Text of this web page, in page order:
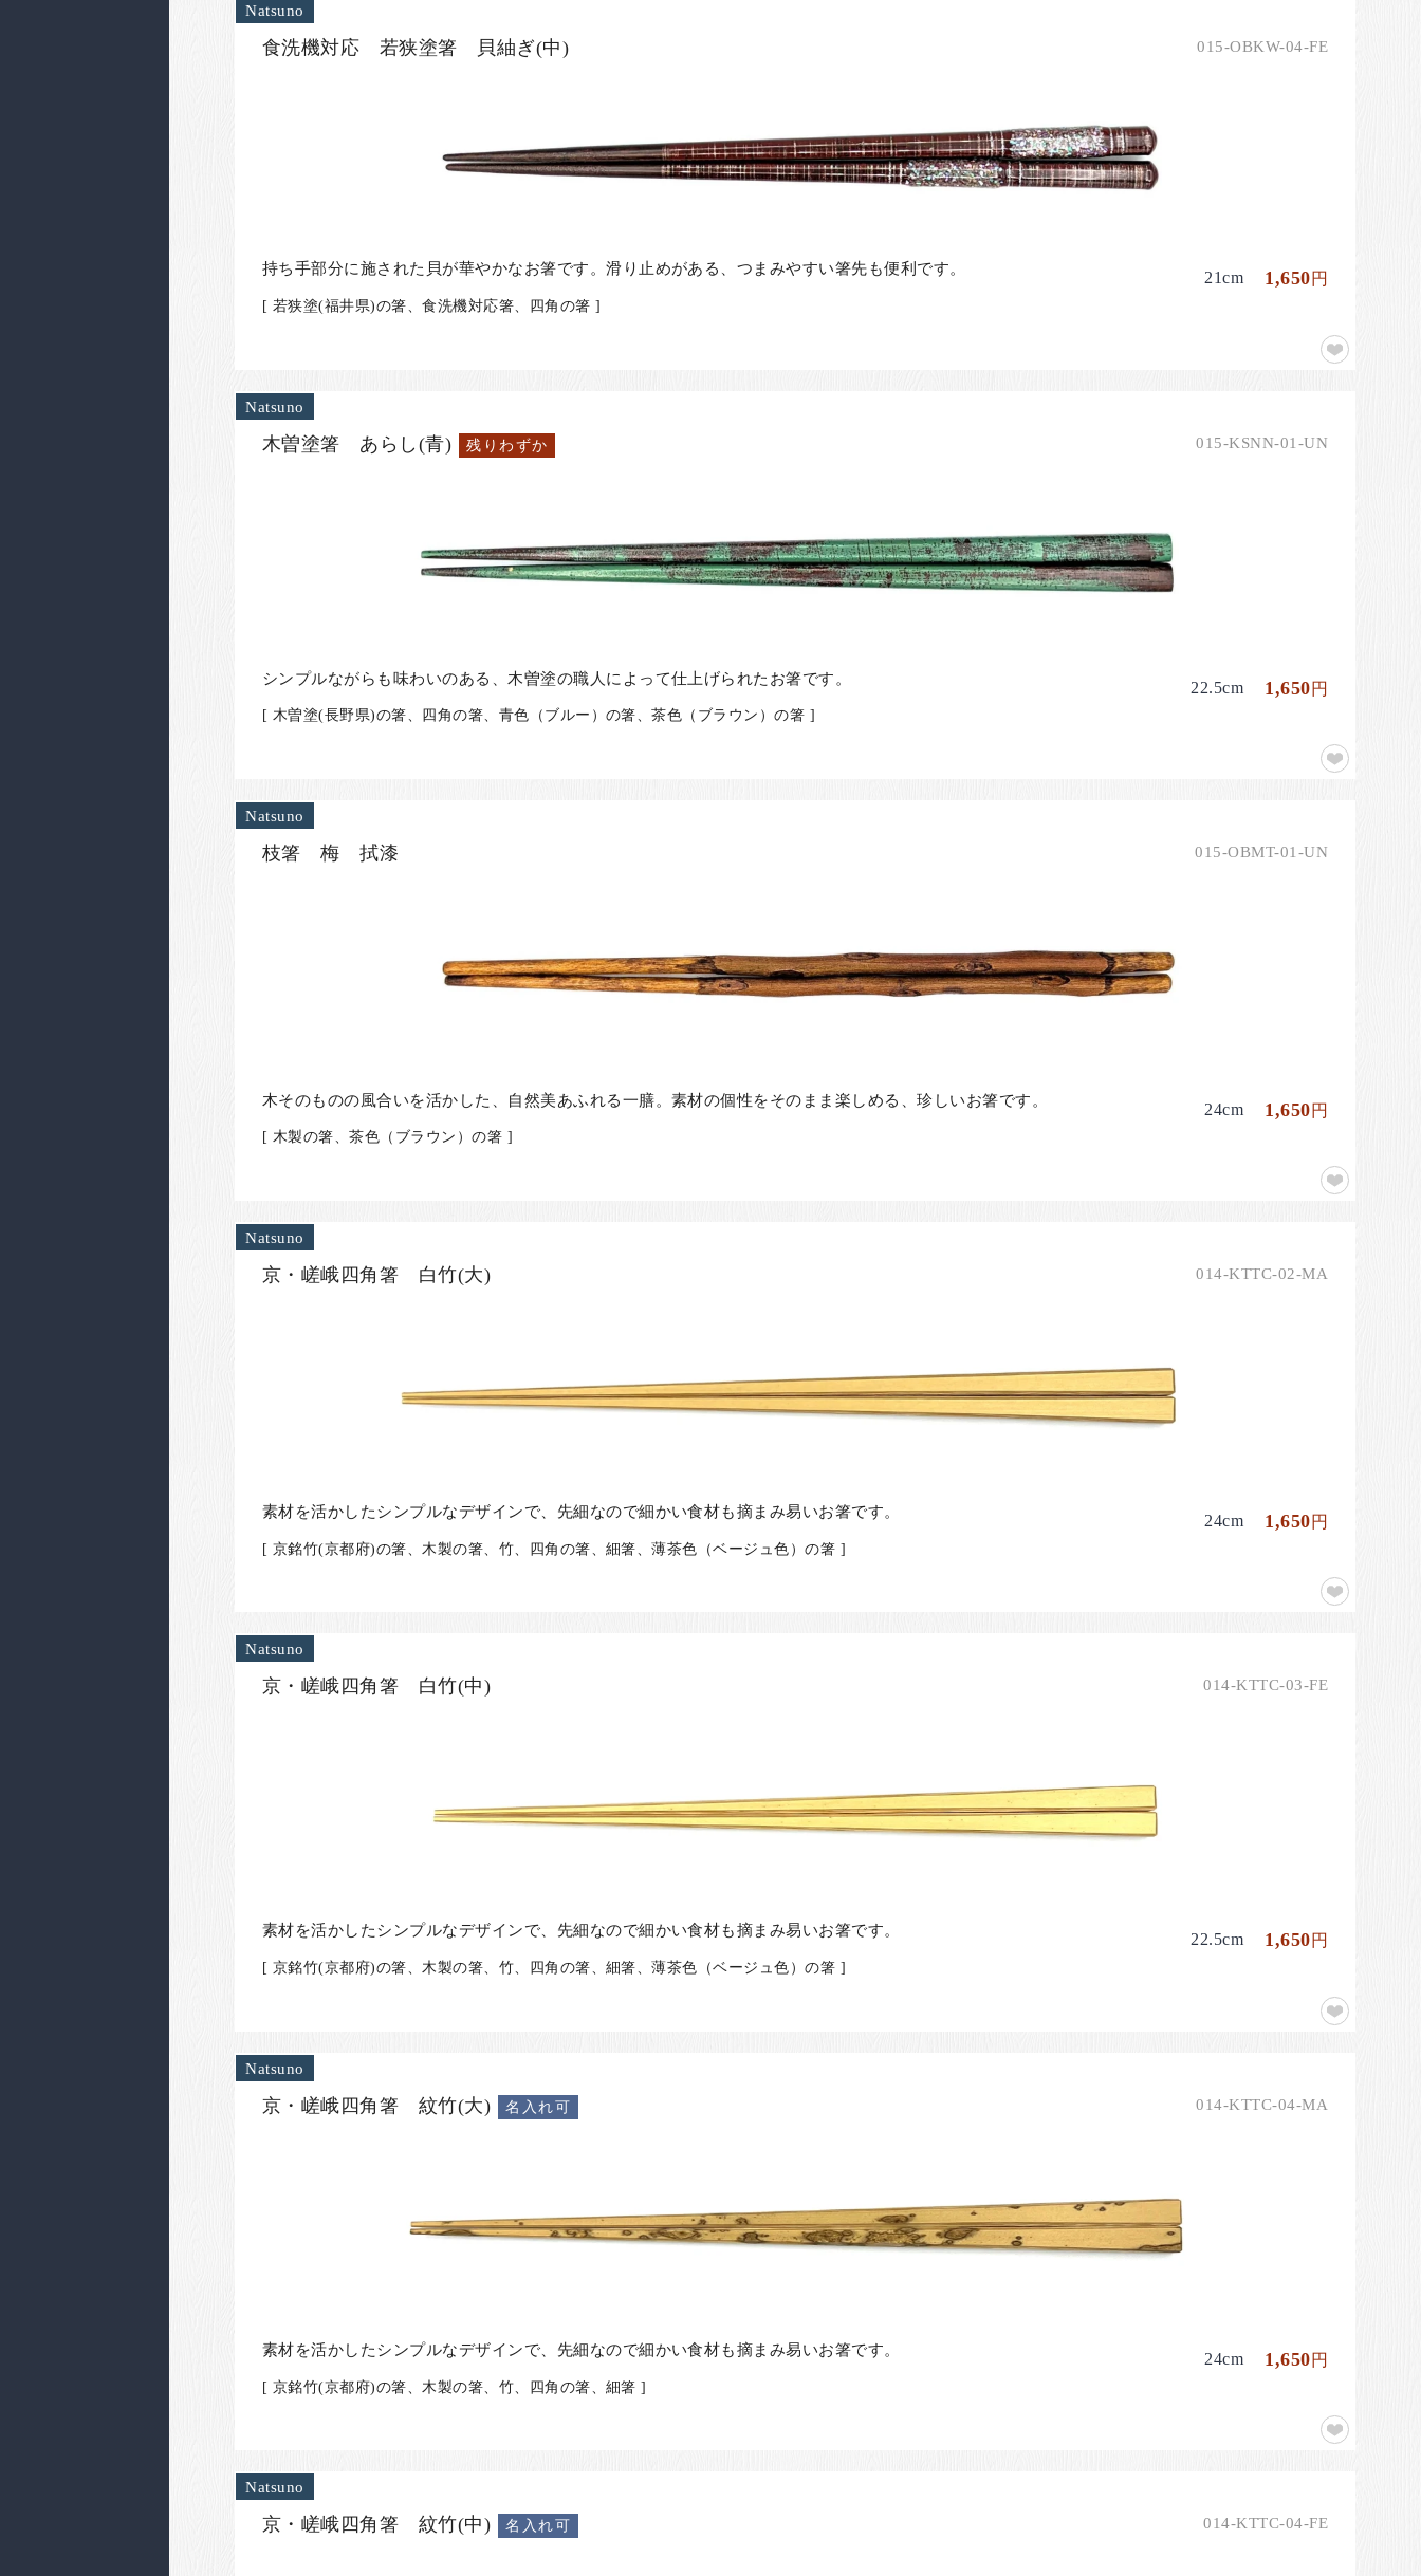
Natsuno
食洗機対応 若狭塗箸 貝紬ぎ(中) 015-OBKW-04-FE
持ち手部分に施された貝が華やかなお箸です。滑り止めがある、つまみやすい箸先も便利です。
[ 若狭塗(福井県)の箸、食洗機対応箸、四角の箸 ]
21cm 1,650円
Natsuno
木曽塗箸 あらし(青) 残りわずか 015-KSNN-01-UN
シンプルながらも味わいのある、木曽塗の職人によって仕上げられたお箸です。
[ 木曽塗(長野県)の箸、四角の箸、青色（ブルー）の箸、茶色（ブラウン）の箸 ]
22.5cm 1,650円
Natsuno
枝箸 梅 拭漆 015-OBMT-01-UN
木そのものの風合いを活かした、自然美あふれる一膳。素材の個性をそのまま楽しめる、珍しいお箸です。
[ 木製の箸、茶色（ブラウン）の箸 ]
24cm 1,650円
Natsuno
京・嵯峨四角箸 白竹(大) 014-KTTC-02-MA
素材を活かしたシンプルなデザインで、先細なので細かい食材も摘まみ易いお箸です。
[ 京銘竹(京都府)の箸、木製の箸、竹、四角の箸、細箸、薄茶色（ベージュ色）の箸 ]
24cm 1,650円
Natsuno
京・嵯峨四角箸 白竹(中) 014-KTTC-03-FE
素材を活かしたシンプルなデザインで、先細なので細かい食材も摘まみ易いお箸です。
[ 京銘竹(京都府)の箸、木製の箸、竹、四角の箸、細箸、薄茶色（ベージュ色）の箸 ]
22.5cm 1,650円
Natsuno
京・嵯峨四角箸 紋竹(大) 名入れ可 014-KTTC-04-MA
素材を活かしたシンプルなデザインで、先細なので細かい食材も摘まみ易いお箸です。
[ 京銘竹(京都府)の箸、木製の箸、竹、四角の箸、細箸 ]
24cm 1,650円
Natsuno
京・嵯峨四角箸 紋竹(中) 名入れ可 014-KTTC-04-FE